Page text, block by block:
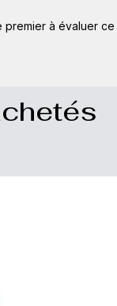
premier à évaluer ce